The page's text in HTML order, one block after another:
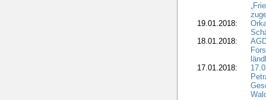
19.01.2018:
18.01.2018:
17.01.2018: